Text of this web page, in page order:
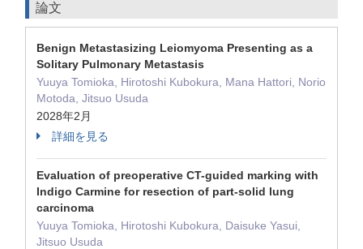
論文
Benign Metastasizing Leiomyoma Presenting as a
Solitary Pulmonary Metastasis
Yuuya Tomioka, Hirotoshi Kubokura, Mana Hattori, Norio
Motoda, Jitsuo Usuda
2028年2月
詳細を見る
Evaluation of preoperative CT-guided marking with
Indigo Carmine for resection of part-solid lung
carcinoma
Yuuya Tomioka, Hirotoshi Kubokura, Daisuke Yasui,
Jitsuo Usuda